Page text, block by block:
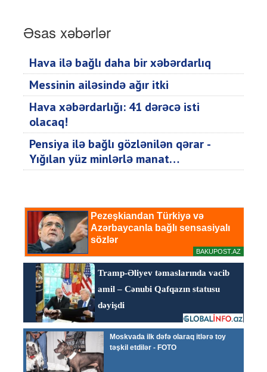
Əsas xəbərlər
Hava ilə bağlı daha bir xəbərdarlıq
Messinin ailəsində ağır itki
Hava xəbərdarlığı: 41 dərəcə isti
olacaq!
Pensiya ilə bağlı gözlənilən qərar -
Yığılan yüz minlərlə manat…